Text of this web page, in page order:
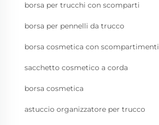
borsa per trucchi con scomparti
borsa per pennelli da trucco
borsa cosmetica con scompartimenti
sacchetto cosmetico a corda
borsa cosmetica
astuccio organizzatore per trucco